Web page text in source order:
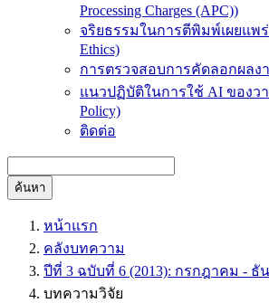
Processing Charges (APC))
จริยธรรมในการตีพิมพ์เผยแพ
Ethics)
การตรวจสอบการคัดลอกผลงา
แนวปฏิบัติในการใช้ AI ของวา
Policy)
ติดต่อ
ค้นหา
หน้าแรก
คลังบทความ
ปีที่ 3 ฉบับที่ 6 (2013): กรกฎาคม - ธั
บทความวิจัย